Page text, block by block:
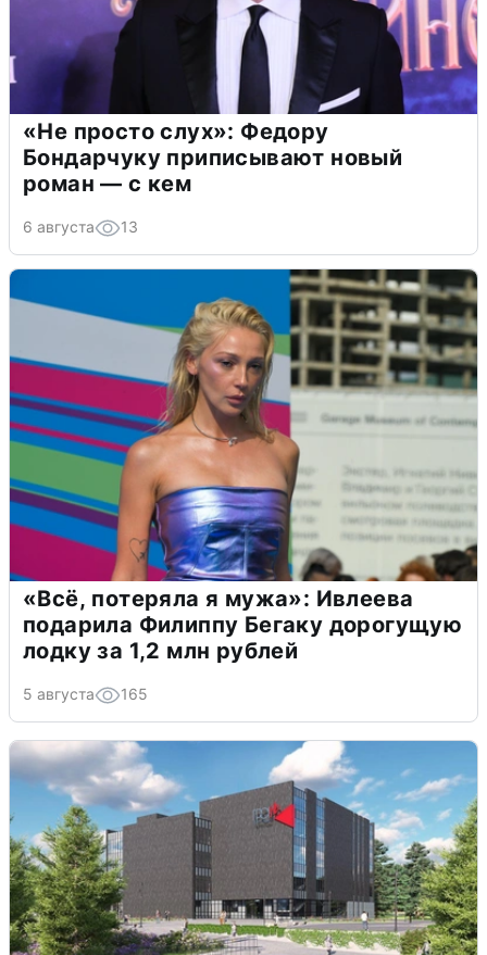
«Не просто слух»: Федору
Бондарчуку приписывают новый
роман — с кем
6 августа 13
«Всё, потеряла я мужа»: Ивлеева
подарила Филиппу Бегаку дорогущую
лодку за 1,2 млн рублей
5 августа 165